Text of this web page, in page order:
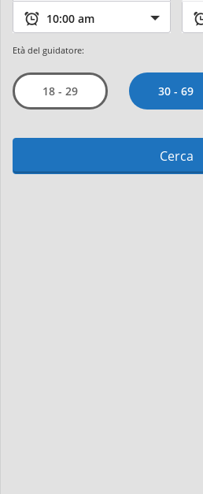
Età del guidatore:
18 - 29 30 - 69
Cerca